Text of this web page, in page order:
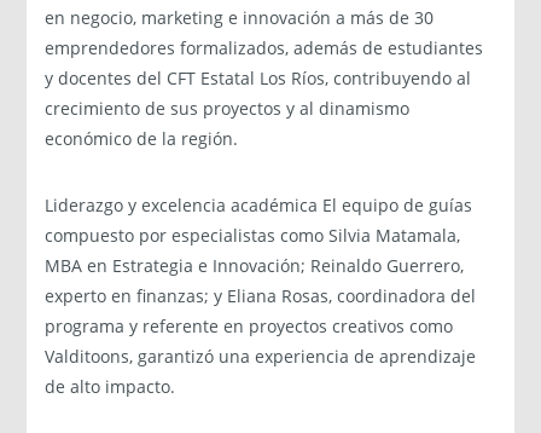
en negocio, marketing e innovación a más de 30
emprendedores formalizados, además de estudiantes
y docentes del CFT Estatal Los Ríos, contribuyendo al
crecimiento de sus proyectos y al dinamismo
económico de la región.
Liderazgo y excelencia académica El equipo de guías
compuesto por especialistas como Silvia Matamala,
MBA en Estrategia e Innovación; Reinaldo Guerrero,
experto en finanzas; y Eliana Rosas, coordinadora del
programa y referente en proyectos creativos como
Valditoons, garantizó una experiencia de aprendizaje
de alto impacto.